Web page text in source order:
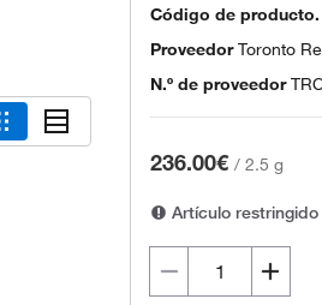
Código de producto.
ProveedorToronto
N.º de proveedor
236.00€ / 2.5 g
Artículo restringido